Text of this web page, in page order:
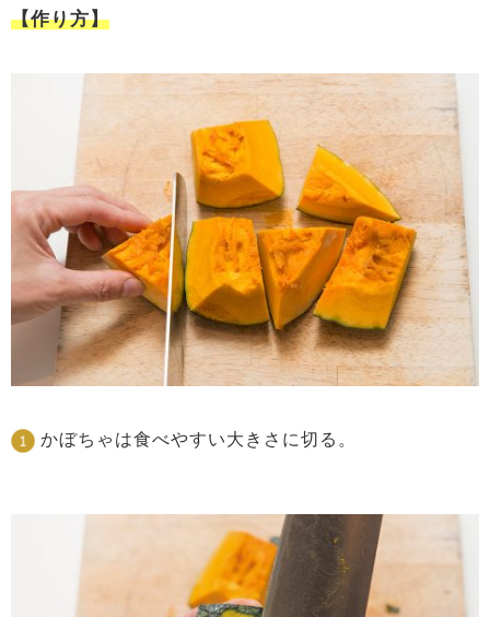
【作り方】
かぼちゃは食べやすい大きさに切る。